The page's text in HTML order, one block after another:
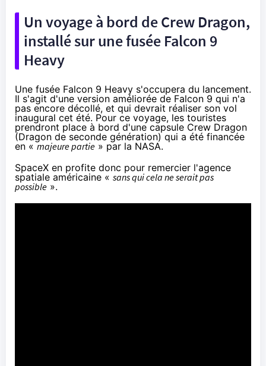
Un voyage à bord de Crew Dragon,
installé sur une fusée Falcon 9
Heavy
Une fusée Falcon 9 Heavy s'occupera du lancement.
Il s'agit d'une version améliorée de Falcon 9 qui n'a
pas encore décollé, et qui devrait réaliser son vol
inaugural cet été. Pour ce voyage, les touristes
prendront place à bord d'une capsule Crew Dragon
(Dragon de seconde génération) qui a été financée
en «majeure partie » par la NASA.
SpaceX en profite donc pour remercier l'agence
spatiale américaine « sans qui cela ne serait pas
possible ».